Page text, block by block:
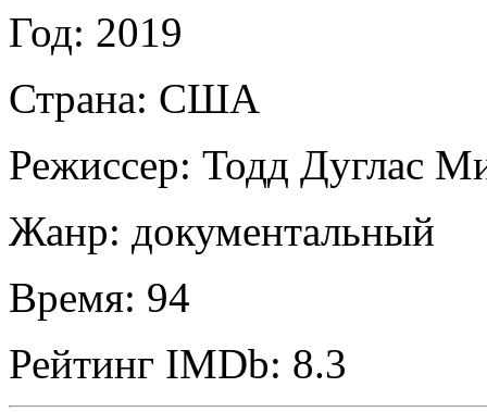
Год: 2019
Страна: США
Режиссер: Тодд Дуглас
Жанр: документальный
Время: 94
Рейтинг IMDb: 8.3